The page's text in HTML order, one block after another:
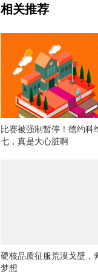
相关推荐
比赛被强制暂停！德约科
七，真是大心脏啊
硬核品质征服荒漠戈壁，
梦想